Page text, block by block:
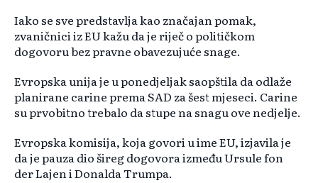
Iako se sve predstavlja kao značajan pomak,
zvaničnici iz EU kažu da je riječ o političkom
dogovoru bez pravne obavezujuće snage.
Evropska unija je u ponedjeljak saopštila da odlaže
planirane carine prema SAD za šest mjeseci. Carine
su prvobitno trebalo da stupe na snagu ove nedjelje.
Evropska komisija, koja govori u ime EU, izjavila je
da je pauza dio šireg dogovora između Ursule fon
der Lajen i Donalda Trumpa.